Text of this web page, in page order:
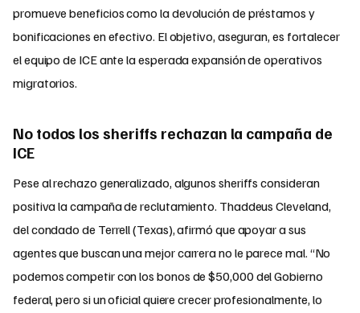
promueve beneficios como la devolución de préstamos y
bonificaciones en efectivo. El objetivo, aseguran, es fortalecer
el equipo de ICE ante la esperada expansión de operativos
migratorios.
No todos los sheriffs rechazan la campaña de
ICE
Pese al rechazo generalizado, algunos sheriffs consideran
positiva la campaña de reclutamiento. Thaddeus Cleveland,
del condado de Terrell (Texas), afirmó que apoyar a sus
agentes que buscan una mejor carrera no le parece mal. “No
podemos competir con los bonos de $50,000 del Gobierno
federal, pero si un oficial quiere crecer profesionalmente, lo